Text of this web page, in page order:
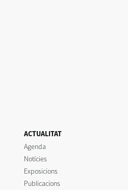
ACTUALITAT
Agenda
Notícies
Exposicions
Publicacions